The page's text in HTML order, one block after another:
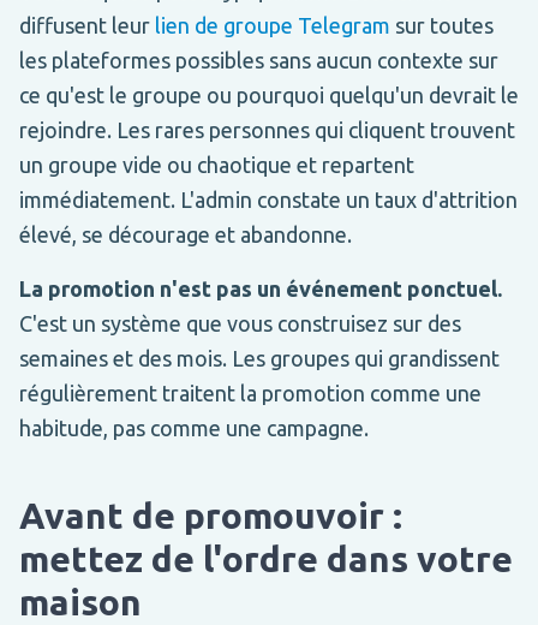
diffusent leur lien de groupe Telegram sur toutes
les plateformes possibles sans aucun contexte sur
ce qu'est le groupe ou pourquoi quelqu'un devrait le
rejoindre. Les rares personnes qui cliquent trouvent
un groupe vide ou chaotique et repartent
immédiatement. L'admin constate un taux d'attrition
élevé, se décourage et abandonne.
La promotion n'est pas un événement ponctuel.
C'est un système que vous construisez sur des
semaines et des mois. Les groupes qui grandissent
régulièrement traitent la promotion comme une
habitude, pas comme une campagne.
Avant de promouvoir :
mettez de l'ordre dans votre
maison